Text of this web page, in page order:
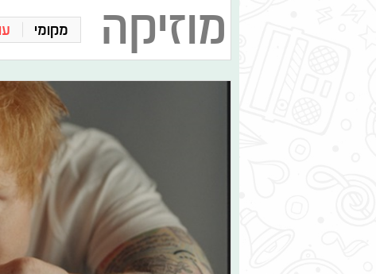
מוזיקה מקומי